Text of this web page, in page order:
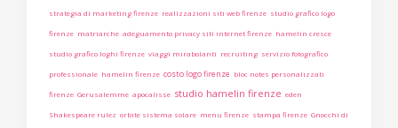
strategia di marketing firenze realizzazioni siti web firenze studio grafico logo
firenze matriarche adeguamento privacy siti internet firenze hamelin cresce
studio grafico loghi firenze viaggi mirabolanti recruiting servizio fotografico
professionale hamelin firenze costo logo firenze bloc notes personalizzati
firenze Gerusalemme apocalisse studio hamelin firenze eden
Shakespeare rulez orbite sistema solare menu firenze stampa firenze Gnocchi di